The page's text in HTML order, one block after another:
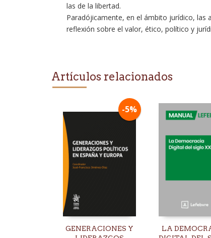
las de la libertad.
Paradójicamente, en el ámbito jurídico, las
reflexión sobre el valor, ético, político y
Artículos relacionados
-5%
GENERACIONES Y
LA